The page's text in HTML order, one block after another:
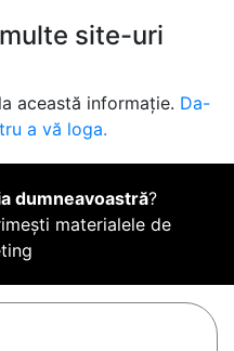
site-uri
această informație. Da-
a vă loga.
dumneavoastră?
materialele de